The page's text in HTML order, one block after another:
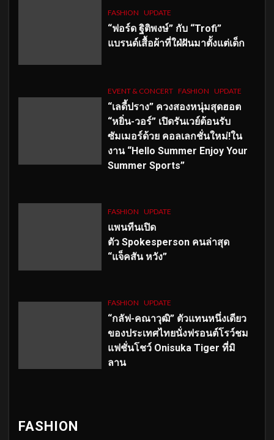
FASHION UPDATE
“ฟอร์ด ฐิติพงษ์” กับ “Trofi”
แบรนด์เสื้อผ้าที่ใฝ่ฝันมาตั้งแต่เด็ก
EVENT & CONCERT FASHION UPDATE
“เลดี้ปราง” ควงสองหนุ่มสุดฮอต
“หยิ่น-วอร์” เปิดรันเวย์ต้อนรับ
ซัมเมอร์ด้วย คอลเลกชั่นใหม่!ใน
งาน “Hello Summer Enjoy Your
Summer Sports”
FASHION UPDATE
แพนทีนเปิด
ตัว Spokesperson คนล่าสุด
“แจ็คสัน หวัง”
FASHION UPDATE
“กลัฟ-คณาวุฒิ” ตัวแทนหนึ่งเดียว
ของประเทศไทยนั่งฟรอนต์โรว์ชม
แฟชั่นโชว์ Onisuka Tiger ที่มิ
ลาน
FASHION